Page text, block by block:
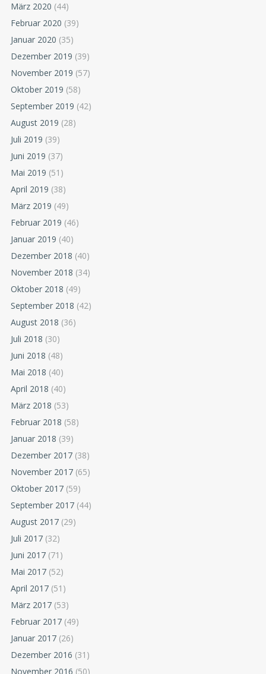
März 2020 (44)
Februar 2020 (39)
Januar 2020 (35)
Dezember 2019 (39)
November 2019 (57)
Oktober 2019 (58)
September 2019 (42)
August 2019 (28)
Juli 2019 (39)
Juni 2019 (37)
Mai 2019 (51)
April 2019 (38)
März 2019 (49)
Februar 2019 (46)
Januar 2019 (40)
Dezember 2018 (40)
November 2018 (34)
Oktober 2018 (49)
September 2018 (42)
August 2018 (36)
Juli 2018 (30)
Juni 2018 (48)
Mai 2018 (40)
April 2018 (40)
März 2018 (53)
Februar 2018 (58)
Januar 2018 (39)
Dezember 2017 (38)
November 2017 (65)
Oktober 2017 (59)
September 2017 (44)
August 2017 (29)
Juli 2017 (32)
Juni 2017 (71)
Mai 2017 (52)
April 2017 (51)
März 2017 (53)
Februar 2017 (49)
Januar 2017 (26)
Dezember 2016 (31)
November 2016 (50)